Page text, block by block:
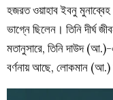
হজরত ওয়াহাব ইবনু
ভাগ্নে ছিলেন। তিনি দীর্ঘ
মতানুসারে, তিনি দাউদ
বর্ণনায় আছে, লোকমান (আ.)